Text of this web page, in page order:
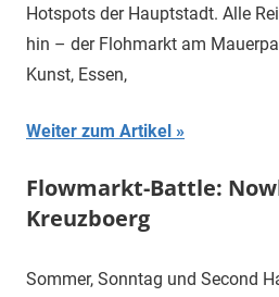
Hotspots der Hauptstadt. Alle
hin – der Flohmarkt am
Kunst, Essen,
Weiter zum Artikel
Flowmarkt-Battle:
Kreuzboerg
Sommer, Sonntag und Second